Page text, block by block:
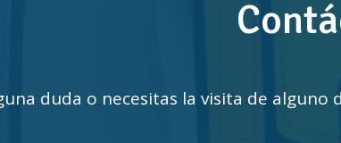
duda o necesitas la visita de